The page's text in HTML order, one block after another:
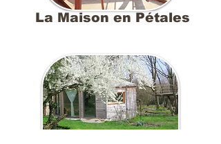
La Maison en Pétales